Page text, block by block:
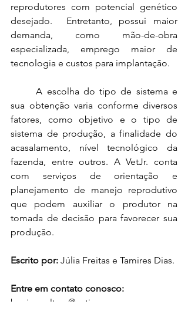
reprodutores com potencial genético
desejado.  Entretanto, possui maior
demanda, como mão-de-obra
especializada, emprego maior de
tecnologia e custos para implantação.
A escolha do tipo de sistema e
sua obtenção varia conforme diversos
fatores, como objetivo e o tipo de
sistema de produção, a finalidade do
acasalamento, nível tecnológico da
fazenda, entre outros. A VetJr. conta
com serviços de orientação e
planejamento de manejo reprodutivo
que podem auxiliar o produtor na
tomada de decisão para favorecer sua
produção.
Escrito por: Júlia Freitas e Tamires Dias.
Entre em contato conosco:
bovinocultura@vetjr.com